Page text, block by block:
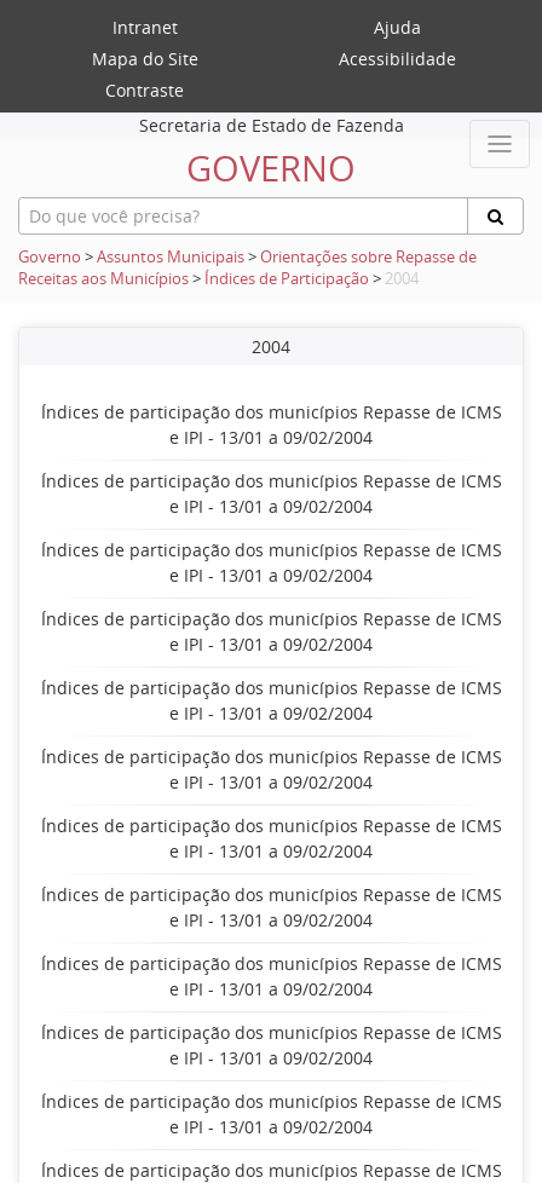
Intranet
Ajuda
Mapa do Site
Acessibilidade
Contraste
Secretaria de Estado de Fazenda
GOVERNO
Governo >Assuntos Municipais>Orientações sobre Repasse de
Receitas aos Municípios> Índices de Participação > 2004
2004
Índices de participação dos municípios Repasse de ICMS
e IPI - 13/01 a 09/02/2004
Índices de participação dos municípios Repasse de ICMS
e IPI - 13/01 a 09/02/2004
Índices de participação dos municípios Repasse de ICMS
e IPI - 13/01 a 09/02/2004
Índices de participação dos municípios Repasse de ICMS
e IPI - 13/01 a 09/02/2004
Índices de participação dos municípios Repasse de ICMS
e IPI - 13/01 a 09/02/2004
Índices de participação dos municípios Repasse de ICMS
e IPI - 13/01 a 09/02/2004
Índices de participação dos municípios Repasse de ICMS
e IPI - 13/01 a 09/02/2004
Índices de participação dos municípios Repasse de ICMS
e IPI - 13/01 a 09/02/2004
Índices de participação dos municípios Repasse de ICMS
e IPI - 13/01 a 09/02/2004
Índices de participação dos municípios Repasse de ICMS
e IPI - 13/01 a 09/02/2004
Índices de participação dos municípios Repasse de ICMS
e IPI - 13/01 a 09/02/2004
Índices de participação dos municípios Repasse de ICMS